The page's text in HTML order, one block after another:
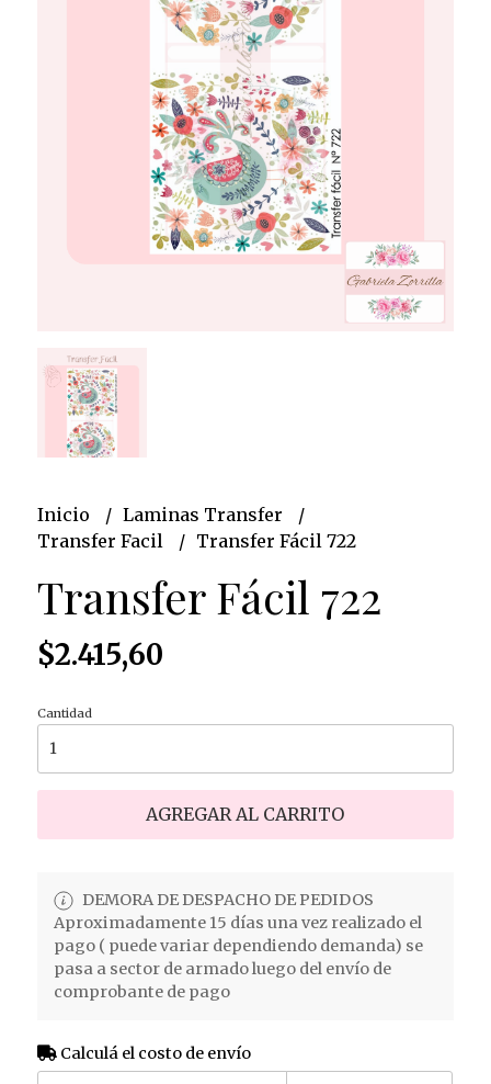
Inicio
Laminas Transfer
Transfer Facil
Transfer Fácil 722
Transfer Fácil 722
$2.415,60
Cantidad
AGREGAR AL CARRITO
DEMORA DE DESPACHO DE PEDIDOS
Aproximadamente 15 días una vez realizado el
pago ( puede variar dependiendo demanda) se
pasa a sector de armado luego del envío de
comprobante de pago
Calculá el costo de envío